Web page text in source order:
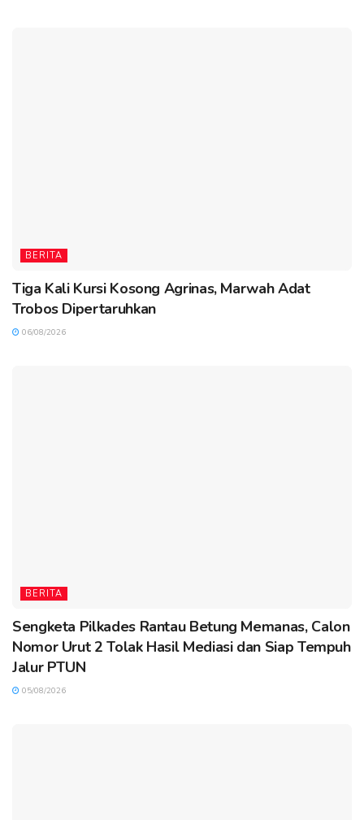
BERITA
Tiga Kali Kursi Kosong Agrinas, Marwah Adat
Trobos Dipertaruhkan
06/08/2026
BERITA
Sengketa Pilkades Rantau Betung Memanas, Calon
Nomor Urut 2 Tolak Hasil Mediasi dan Siap Tempuh
Jalur PTUN
05/08/2026